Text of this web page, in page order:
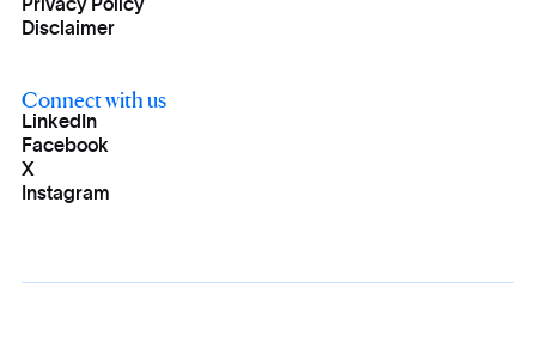
Privacy Policy
Disclaimer
Connect with us
LinkedIn
Facebook
X
Instagram